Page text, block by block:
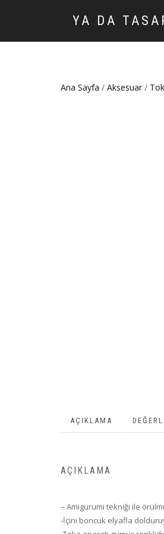
YA DA
Ana Sayfa / Aksesuar /
AÇIKLAMA
AÇIKLAMA
– Amigurumi tekniği ile
-İçini boncuk elyafla